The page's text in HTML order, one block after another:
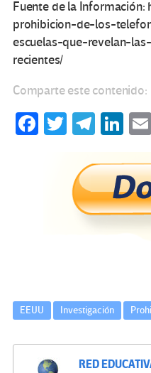
Fuente de la
prohibicion-de-los-
escuelas-que-revelan-
recientes/
Comparte este contenido:
Fa T
tt
er
Te
gr
a
m
Li
ke
dI
n
EEUU Investigación
RED